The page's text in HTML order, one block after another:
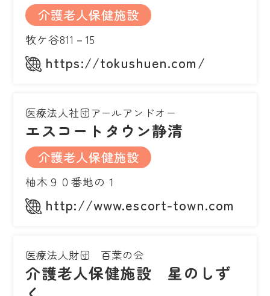
介護老人保健施設
牧ケ谷811－15
https://tokushuen.com/
医療法人社団アールアンドオー
エスコートタウン静清
介護老人保健施設
柚木９０番地の１
http://www.escort-town.com
医療法人財団 百葉の会
介護老人保健施設 星のしず